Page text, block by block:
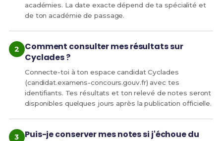
académies. La date exacte dépend de ta spécialité et
de ton académie de passage.
Comment consulter mes résultats sur
Cyclades ?
Connecte-toi à ton espace candidat Cyclades
(candidat.examens-concours.gouv.fr) avec tes
identifiants. Tes résultats et ton relevé de notes seront
disponibles quelques jours après la publication officielle.
Puis-je conserver mes notes si j'échoue du